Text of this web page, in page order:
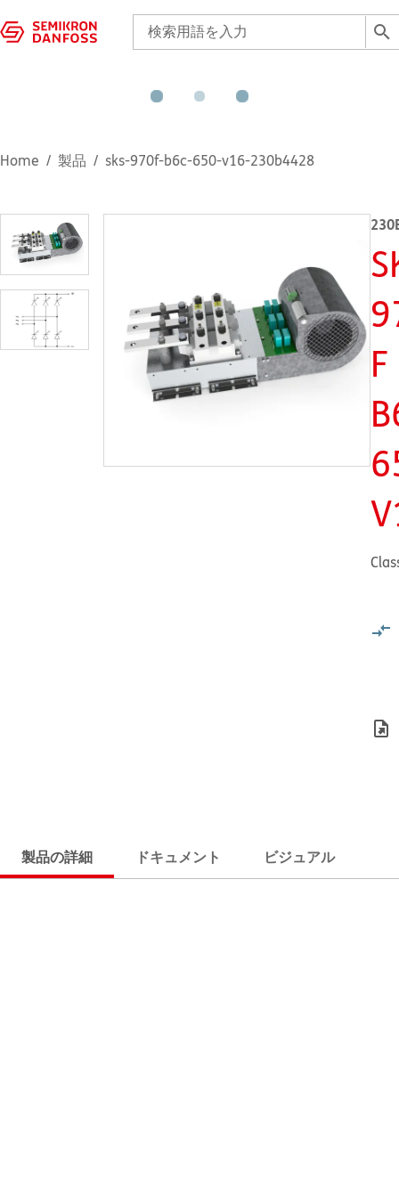
Home 製品 sks-970f-b6c-650-v16-230b4428
F
製品の詳細 ドキュメント ビジュアル